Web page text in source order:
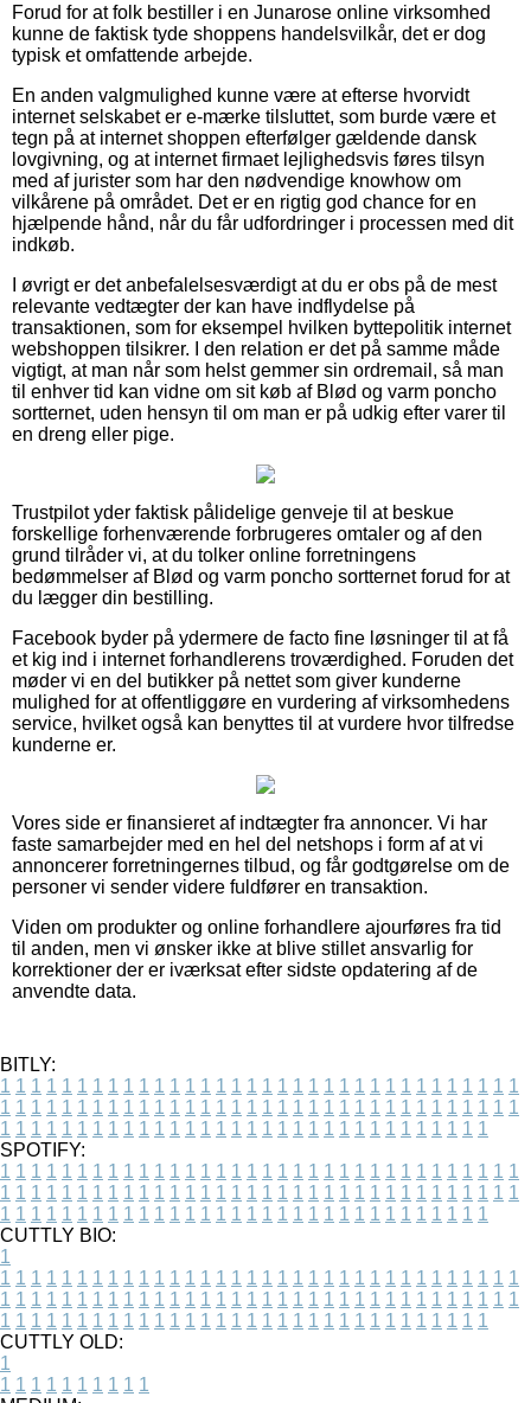
Forud for at folk bestiller i en Junarose online virksomhed
kunne de faktisk tyde shoppens handelsvilkår, det er dog
typisk et omfattende arbejde.
En anden valgmulighed kunne være at efterse hvorvidt
internet selskabet er e-mærke tilsluttet, som burde være et
tegn på at internet shoppen efterfølger gældende dansk
lovgivning, og at internet firmaet lejlighedsvis føres tilsyn
med af jurister som har den nødvendige knowhow om
vilkårene på området. Det er en rigtig god chance for en
hjælpende hånd, når du får udfordringer i processen med dit
indkøb.
I øvrigt er det anbefalelsesværdigt at du er obs på de mest
relevante vedtægter der kan have indflydelse på
transaktionen, som for eksempel hvilken byttepolitik internet
webshoppen tilsikrer. I den relation er det på samme måde
vigtigt, at man når som helst gemmer sin ordremail, så man
til enhver tid kan vidne om sit køb af Blød og varm poncho
sortternet, uden hensyn til om man er på udkig efter varer til
en dreng eller pige.
Trustpilot yder faktisk pålidelige genveje til at beskue
forskellige forhenværende forbrugeres omtaler og af den
grund tilråder vi, at du tolker online forretningens
bedømmelser af Blød og varm poncho sortternet forud for at
du lægger din bestilling.
Facebook byder på ydermere de facto fine løsninger til at få
et kig ind i internet forhandlerens troværdighed. Foruden det
møder vi en del butikker på nettet som giver kunderne
mulighed for at offentliggøre en vurdering af virksomhedens
service, hvilket også kan benyttes til at vurdere hvor tilfredse
kunderne er.
Vores side er finansieret af indtægter fra annoncer. Vi har
faste samarbejder med en hel del netshops i form af at vi
annoncerer forretningernes tilbud, og får godtgørelse om de
personer vi sender videre fuldfører en transaktion.
Viden om produkter og online forhandlere ajourføres fra tid
til anden, men vi ønsker ikke at blive stillet ansvarlig for
korrektioner der er iværksat efter sidste opdatering af de
anvendte data.
BITLY:
1 1 1 1 1 1 1 1 1 1 1 1 1 1 1 1 1 1 1 1 1 1 1 1 1 1 1 1 1 1 1 1 1 1
1 1 1 1 1 1 1 1 1 1 1 1 1 1 1 1 1 1 1 1 1 1 1 1 1 1 1 1 1 1 1 1 1 1
1 1 1 1 1 1 1 1 1 1 1 1 1 1 1 1 1 1 1 1 1 1 1 1 1 1 1 1 1 1 1 1
SPOTIFY:
1 1 1 1 1 1 1 1 1 1 1 1 1 1 1 1 1 1 1 1 1 1 1 1 1 1 1 1 1 1 1 1 1 1
1 1 1 1 1 1 1 1 1 1 1 1 1 1 1 1 1 1 1 1 1 1 1 1 1 1 1 1 1 1 1 1 1 1
1 1 1 1 1 1 1 1 1 1 1 1 1 1 1 1 1 1 1 1 1 1 1 1 1 1 1 1 1 1 1 1
CUTTLY BIO:
1
1 1 1 1 1 1 1 1 1 1 1 1 1 1 1 1 1 1 1 1 1 1 1 1 1 1 1 1 1 1 1 1 1 1
1 1 1 1 1 1 1 1 1 1 1 1 1 1 1 1 1 1 1 1 1 1 1 1 1 1 1 1 1 1 1 1 1 1
1 1 1 1 1 1 1 1 1 1 1 1 1 1 1 1 1 1 1 1 1 1 1 1 1 1 1 1 1 1 1 1
CUTTLY OLD:
1
1 1 1 1 1 1 1 1 1 1